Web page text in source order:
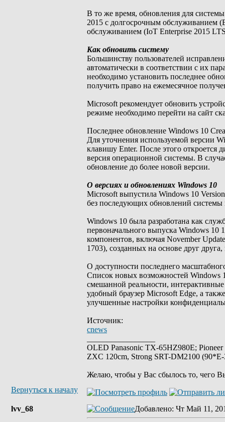
В то же время, обновления для
2015 с долгосрочным обслуживанием
обслуживанием (IoT Enterprise 2015
Как обновить систему
Большинству пользователей
автоматически в соответствии с их
необходимо установить последнее
получить право на ежемесячное
Microsoft рекомендует обновить
режиме необходимо перейти на сайт
Последнее обновление Windows 10
Для уточнения используемой версии
клавишу Enter. После этого откроется
версия операционной системы. В
обновление до более новой версии.
О версиях и обновлениях Windows 10
Microsoft выпустила Windows 10
без последующих обновлений
Windows 10 была разработана как
первоначального выпуска Windows 10
компонентов, включая November
1703), созданных на основе друг
О доступности последнего
Список новых возможностей Windows
смешанной реальности,
удобный браузер Microsoft Edge, а
улучшенные настройки
Источник:
cnews
OLED Panasonic TX-65HZ980E;
ZXC 120cm, Strong SRT-DM2100
Желаю, чтобы у Вас сбылось то, чего
Вернуться к началу
lvv_68 Добавлено: Чт Май 11,